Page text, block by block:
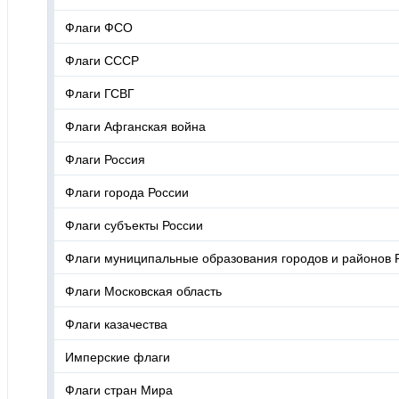
Флаги ФСО
Флаги СССР
Флаги ГСВГ
Флаги Афганская война
Флаги Россия
Флаги города России
Флаги субъекты России
Флаги муниципальные образования городов и районов
Флаги Московская область
Флаги казачества
Имперские флаги
Флаги стран Мира